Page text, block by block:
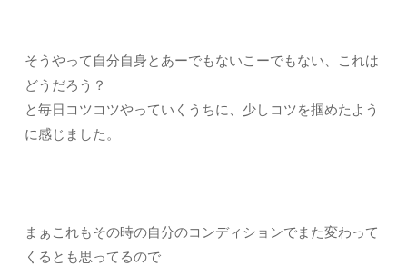
そうやって自分自身とあーでもないこーでもない、これは
どうだろう？
と毎日コツコツやっていくうちに、少しコツを掴めたよう
に感じました。
まぁこれもその時の自分のコンディションでまた変わって
くるとも思ってるので